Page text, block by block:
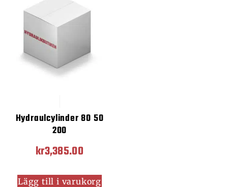
Hydraulcylinder 80 50
200
kr3,385.00
Lägg till i varukorg